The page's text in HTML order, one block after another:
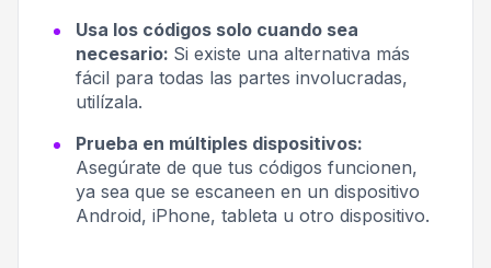
Usa los códigos solo cuando sea
necesario: Si existe una alternativa más
fácil para todas las partes involucradas,
utilízala.
Prueba en múltiples dispositivos:
Asegúrate de que tus códigos funcionen,
ya sea que se escaneen en un dispositivo
Android, iPhone, tableta u otro dispositivo.